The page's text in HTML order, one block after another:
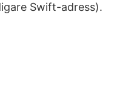
Swift-adress).